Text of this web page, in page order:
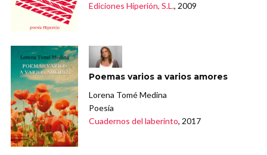
Ediciones Hiperión, S.L., 2009
Poemas varios a varios amores
Lorena Tomé Medina
Poesía
Cuadernos del laberinto, 2017